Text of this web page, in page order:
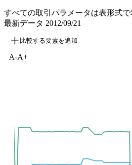
すべての取引パラメータは表形式
最新データ 2012/09/21
比較する要素を追加